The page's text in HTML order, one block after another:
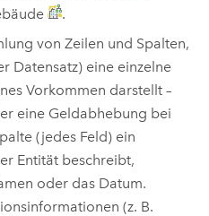
.
von Zeilen und Spalten,
Datensatz) eine einzelne
Vorkommen darstellt –
eine Geldabhebung bei
(jedes Feld) ein
Entität beschreibt,
oder das Datum.
(z. B.